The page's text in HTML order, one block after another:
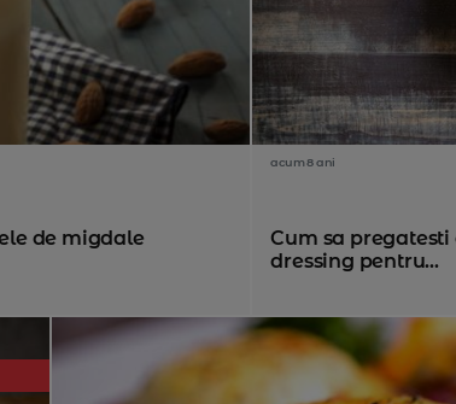
de migdale
acum 8 ani
Cum sa
dressing pentru...